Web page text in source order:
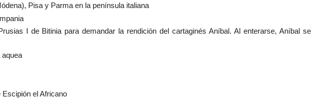
Pisa y Parma en la península italiana
I de Bitinia para demandar la rendición del cartaginés Aníbal. Al enterarse, Aníbal se
el Africano